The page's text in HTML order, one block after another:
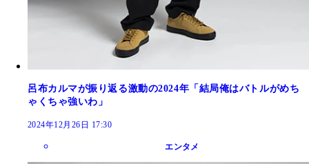
呂布カルマが振り返る激動の2024年「結局俺はバトルがめち
ゃくちゃ強いわ」
2024年12月26日 17:30
エンタメ